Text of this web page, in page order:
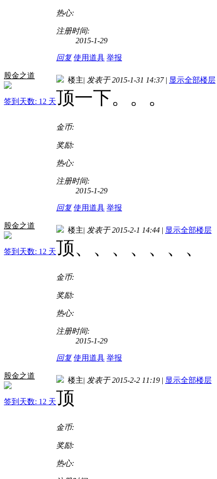
热心:
注册时间:
2015-1-29
回复 使用道具 举报
股金之道
签到天数: 12 天
楼主| 发表于 2015-1-31 14:37 | 显示全部楼层
顶一下。。。
金币:
奖励:
热心:
注册时间:
2015-1-29
回复 使用道具 举报
股金之道
签到天数: 12 天
楼主| 发表于 2015-2-1 14:44 | 显示全部楼层
顶、、、、、、、
金币:
奖励:
热心:
注册时间:
2015-1-29
回复 使用道具 举报
股金之道
签到天数: 12 天
楼主| 发表于 2015-2-2 11:19 | 显示全部楼层
顶
金币:
奖励:
热心: